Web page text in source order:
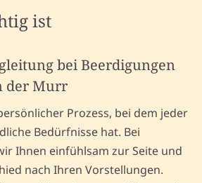
ist
bei Beerdigungen
der Murr
Prozess, bei dem jeder
Bedürfnisse hat. Bei
Ihnen einfühlsam zur Seite und
nach Ihren Vorstellungen.